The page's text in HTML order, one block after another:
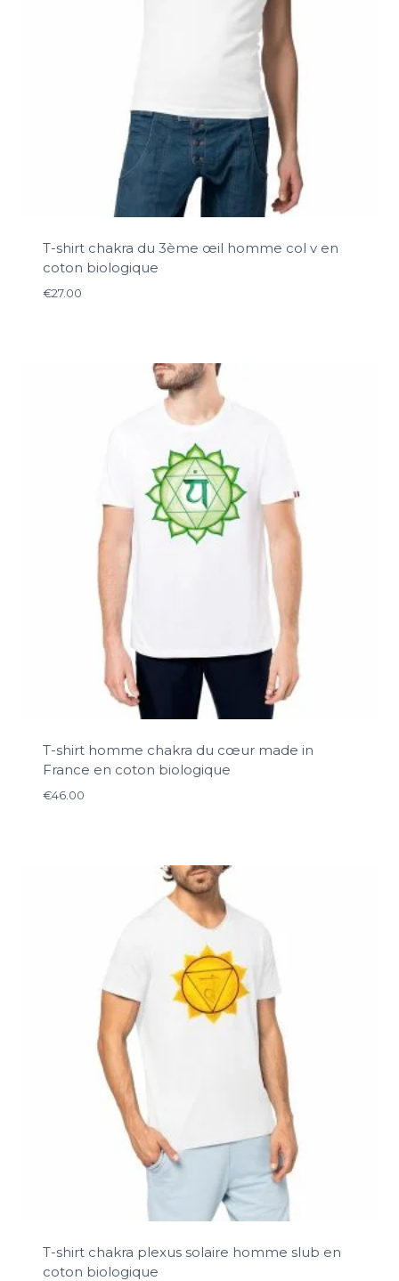
T-shirt chakra du 3ème œil homme col v en
coton biologique
€27.00
T-shirt homme chakra du cœur made in
France en coton biologique
€46.00
T-shirt chakra plexus solaire homme slub en
coton biologique